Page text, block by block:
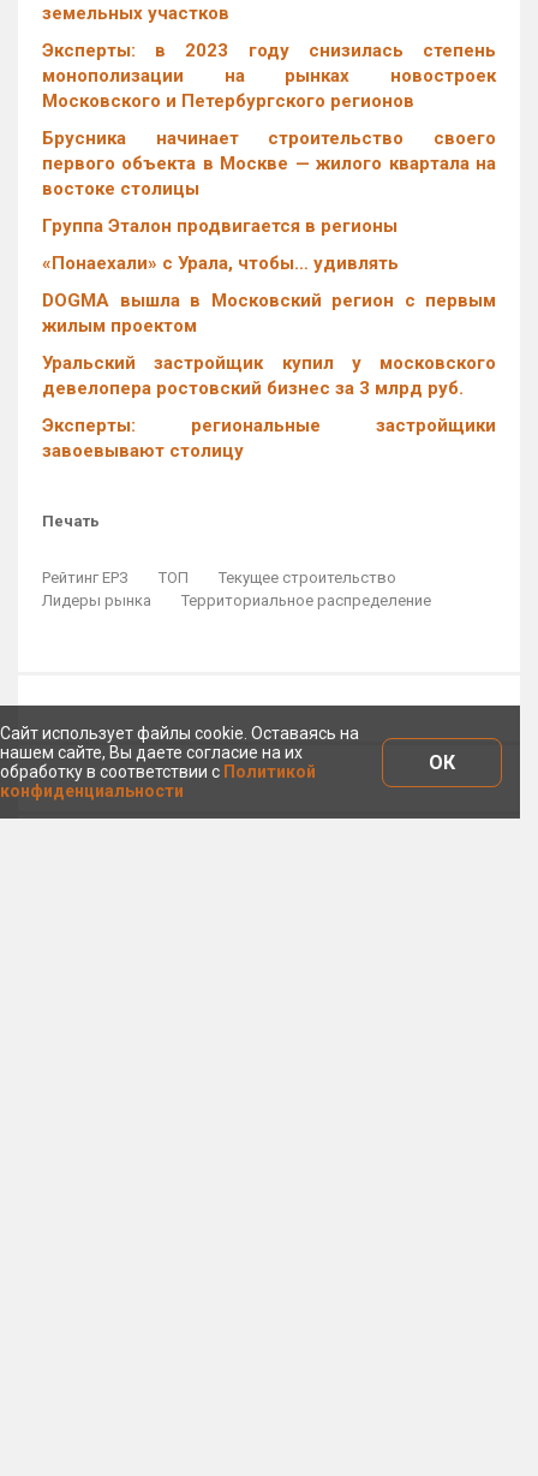
земельных участков
Эксперты: в 2023 году снизилась степень
монополизации на рынках новостроек
Московского и Петербургского регионов
Брусника начинает строительство своего
первого объекта в Москве — жилого квартала на
востоке столицы
Группа Эталон продвигается в регионы
«Понаехали» с Урала, чтобы… удивлять
DOGMA вышла в Московский регион с первым
жилым проектом
Уральский застройщик купил у московского
девелопера ростовский бизнес за 3 млрд руб.
Эксперты: региональные застройщики
завоевывают столицу
Печать
Рейтинг ЕРЗ ТОП
Текущее строительство
Лидеры рынка
Территориальное распределение
Сайт использует файлы cookie. Оставаясь на
нашем сайте, Вы даете согласие на их
обработку в соответствии с Политикой
конфиденциальности
ОК